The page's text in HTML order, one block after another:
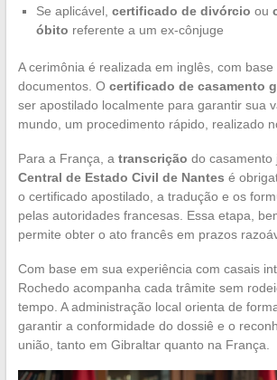
Se aplicável, certificado de divórcio ou
óbito referente a um ex-cônjuge
A cerimônia é realizada em inglês, com base
documentos. O certificado de casamento
ser apostilado localmente para garantir sua
mundo, um procedimento rápido, realizado
Para a França, a transcrição do casamento
Central de Estado Civil de Nantes é
o certificado apostilado, a tradução e os
pelas autoridades francesas. Essa etapa,
permite obter o ato francês em prazos
Com base em sua experiência com casais
Rochedo acompanha cada trâmite sem
tempo. A administração local orienta de
garantir a conformidade do dossiê e o
união, tanto em Gibraltar quanto na França.